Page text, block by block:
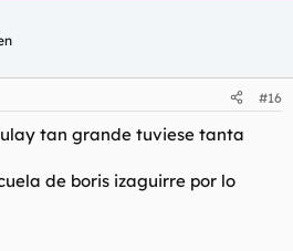
#16
tan grande tuviese tanta
de boris izaguirre por lo